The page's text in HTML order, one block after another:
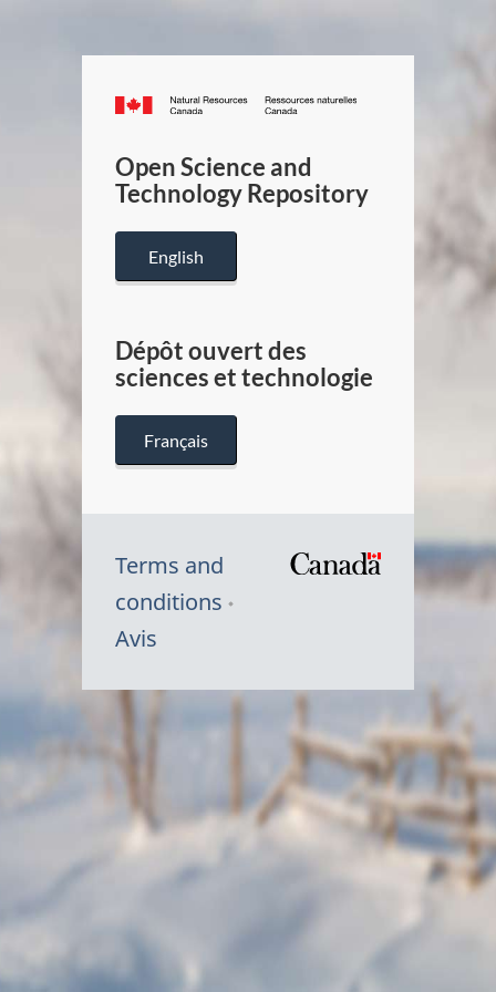
Canada.ca
/
Canada
Open Science and
Technology Repository
English
Dépôt ouvert des
sciences et technologie
Français
Terms and
conditions
Avis
Symbole
Canada